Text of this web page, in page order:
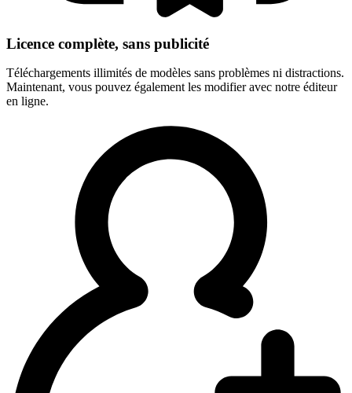
Licence complète, sans publicité
Téléchargements illimités de modèles sans problèmes ni distractions.
Maintenant, vous pouvez également les modifier avec notre éditeur
en ligne.